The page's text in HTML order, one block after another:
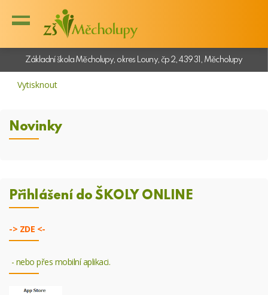
Základní škola Měcholupy, okres Louny, čp 2, 439 31, Měcholupy
Vytisknout
Novinky
Přihlášení do ŠKOLY ONLINE
-> ZDE <-
- nebo přes mobilní aplikaci.